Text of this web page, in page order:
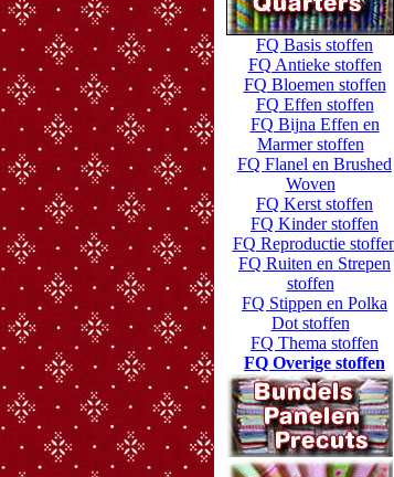
FQ Basis stoffen
FQ Antieke stoffen
FQ Bloemen stoffen
FQ Effen stoffen
FQ Bijna Effen en
Marmer stoffen
FQ Flanel en Brushed
Woven
FQ Kerst stoffen
FQ Kinder stoffen
FQ Reproductie
FQ Ruiten en Strepen
stoffen
FQ Stippen en Polka
Dot stoffen
FQ Thema stoffen
FQ Overige stoffen